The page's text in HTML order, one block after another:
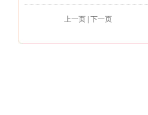
上一页 下一页